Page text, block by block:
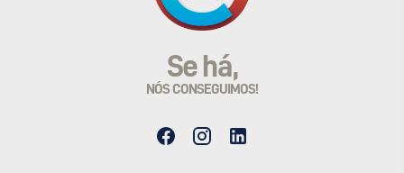
Se há,
NÓS CONSEGUIMOS!